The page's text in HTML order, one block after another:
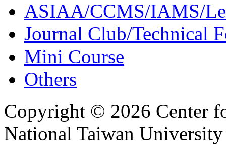
ASIAA/CCMS/IAMS/
Journal Club/Technical
Mini Course
Others
Copyright © 2026 Center
National Taiwan University